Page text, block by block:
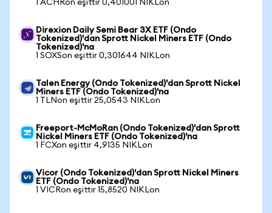
1 ACHRon eşittir 0,401001 NIKLon
Direxion Daily Semi Bear 3X ETF (Ondo
Tokenized)'dan Sprott Nickel Miners ETF (Ondo
Tokenized)'na
1 SOXSon eşittir 0,301644 NIKLon
Talen Energy (Ondo Tokenized)'dan Sprott Nickel
Miners ETF (Ondo Tokenized)'na
1 TLNon eşittir 25,0543 NIKLon
Freeport-McMoRan (Ondo Tokenized)'dan Sprott
Nickel Miners ETF (Ondo Tokenized)'na
1 FCXon eşittir 4,9135 NIKLon
Vicor (Ondo Tokenized)'dan Sprott Nickel Miners
ETF (Ondo Tokenized)'na
1 VICRon eşittir 15,8520 NIKLon